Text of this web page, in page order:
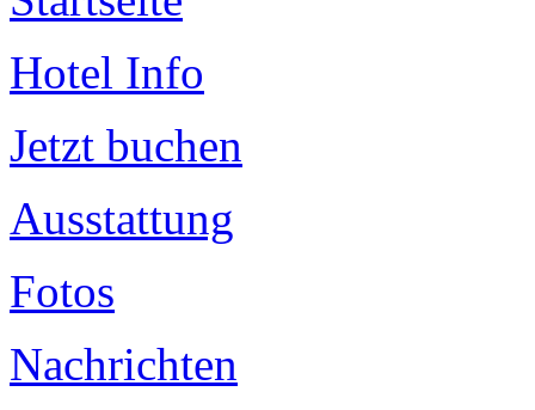
Hotel Info
Jetzt buchen
Ausstattung
Fotos
Nachrichten